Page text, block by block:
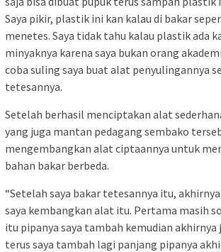
Saya pikir, plastik ini kan kalau di bakar
menetes. Saya tidak tahu kalau plastik ada
minyaknya karena saya bukan orang
coba suling saya buat alat penyulingannya
tetesannya.
Setelah berhasil menciptakan alat
yang juga mantan pedagang sembako
mengembangkan alat ciptaannya untuk
bahan bakar berbeda.
“Setelah saya bakar tetesannya itu,
saya kembangkan alat itu. Pertama masih
itu pipanya saya tambah kemudian
terus saya tambah lagi panjang pipanya